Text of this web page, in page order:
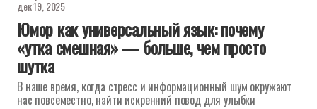
дек 19, 2025
Юмор как универсальный язык: почему
«утка смешная» — больше, чем просто
шутка
В наше время, когда стресс и информационный шум окружают
нас повсеместно, найти искренний повод для улыбки